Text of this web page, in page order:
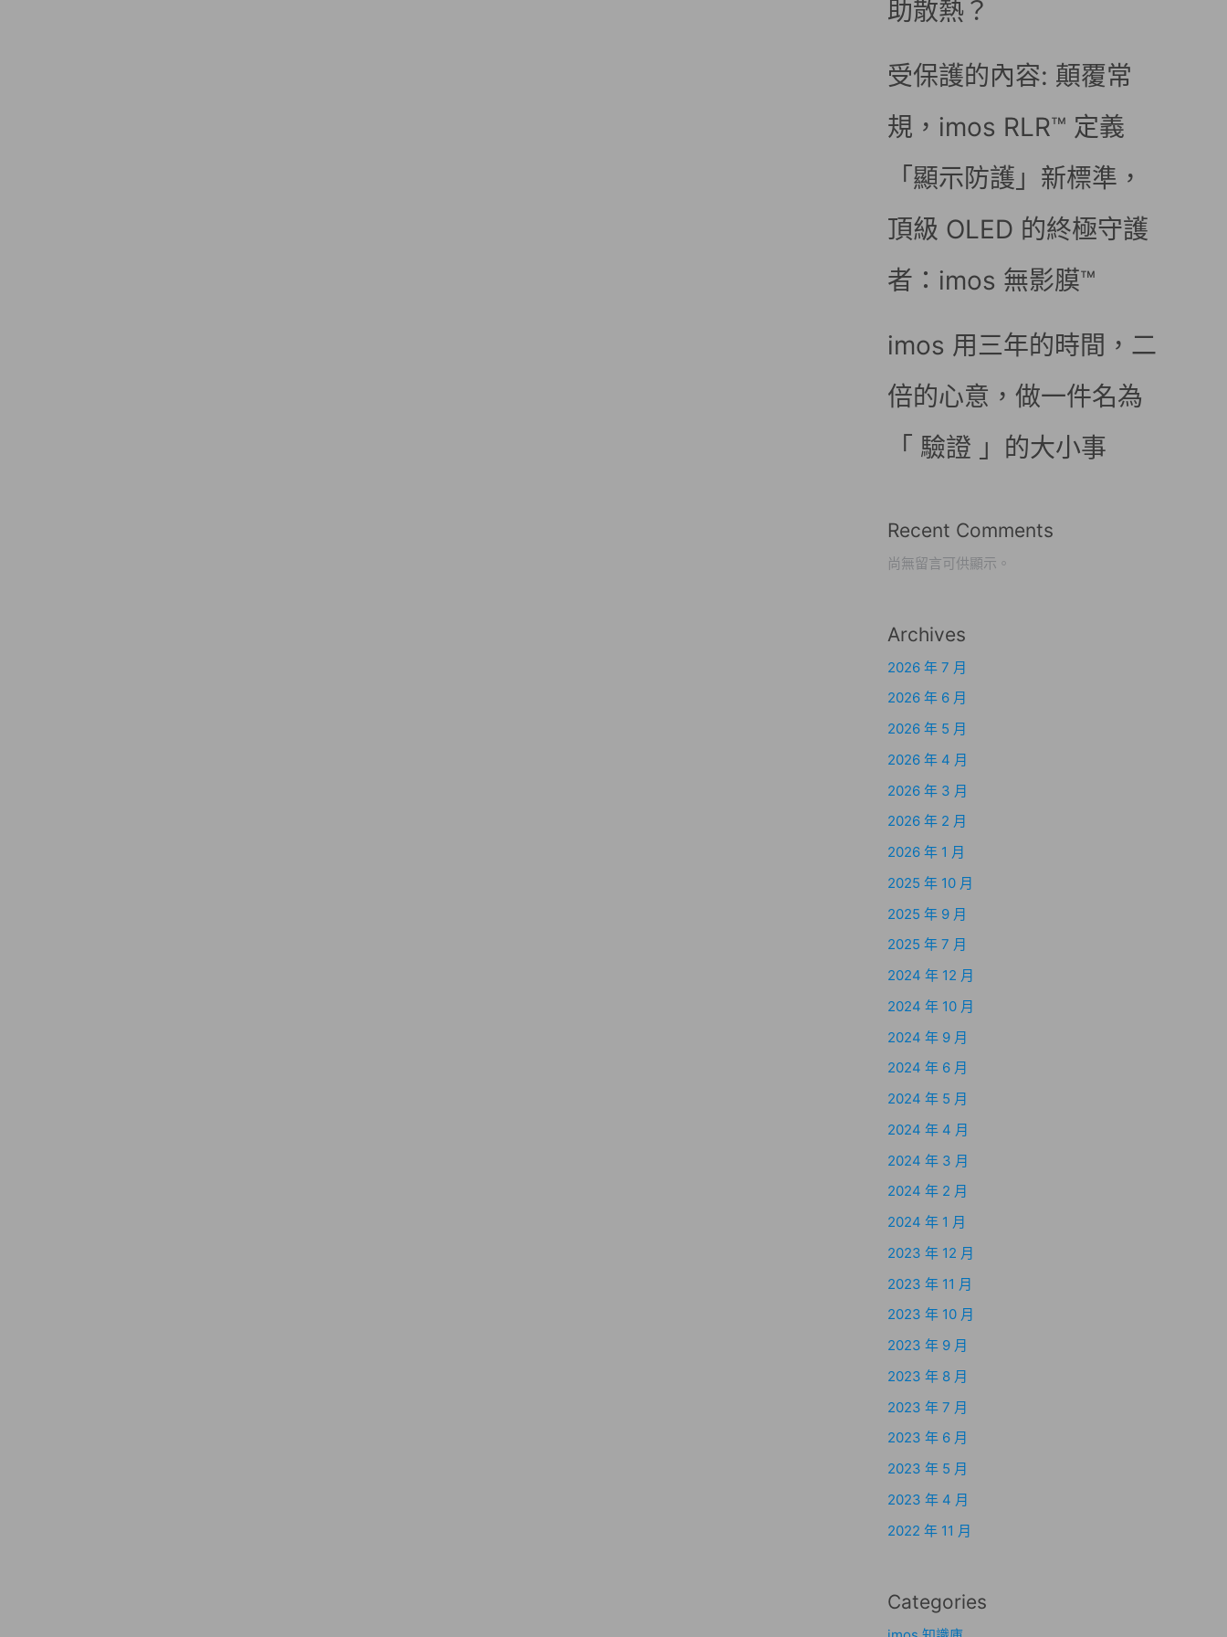
助散熱？
受保護的內容: 顛覆常
規，imos RLR™ 定義
「顯示防護」新標準，
頂級 OLED 的終極守護
者：imos 無影膜™
imos 用三年的時間，二
倍的心意，做一件名為
「 驗證 」的大小事
Recent Comments
尚無留言可供顯示。
Archives
2026 年 7 月
2026 年 6 月
2026 年 5 月
2026 年 4 月
2026 年 3 月
2026 年 2 月
2026 年 1 月
2025 年 10 月
2025 年 9 月
2025 年 7 月
2024 年 12 月
2024 年 10 月
2024 年 9 月
2024 年 6 月
2024 年 5 月
2024 年 4 月
2024 年 3 月
2024 年 2 月
2024 年 1 月
2023 年 12 月
2023 年 11 月
2023 年 10 月
2023 年 9 月
2023 年 8 月
2023 年 7 月
2023 年 6 月
2023 年 5 月
2023 年 4 月
2022 年 11 月
Categories